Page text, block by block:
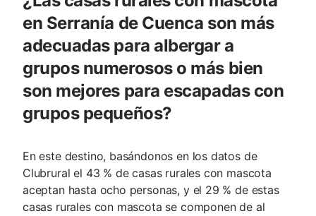
en Serranía de Cuenca son más
adecuadas para albergar a
grupos numerosos o más bien
son mejores para escapadas con
grupos pequeños?
En este destino, basándonos en los datos de
Clubrural el 43 % de casas rurales con mascota
aceptan hasta ocho personas, y el 29 % de estas
casas rurales con mascota se componen de al